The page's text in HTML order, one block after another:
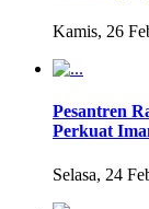
Kamis, 26
Pesantren
Perkuat
Selasa, 24